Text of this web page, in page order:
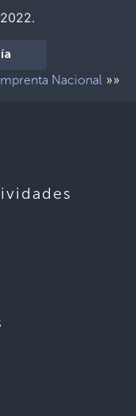
Nacional »»